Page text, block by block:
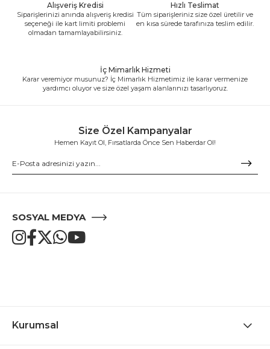
Alışveriş Kredisi
Siparişlerinizi anında alışveriş kredisi
seçeneği ile kart limiti problemi
olmadan tamamlayabilirsiniz.
Hızlı Teslimat
Tüm siparişleriniz size özel üretilir ve
en kısa sürede tarafınıza teslim edilir.
İç Mimarlık Hizmeti
Karar veremiyor musunuz? İç Mimarlık Hizmetimiz ile karar vermenize
yardımcı oluyor ve size özel yaşam alanlarınızı tasarlıyoruz.
Size Özel Kampanyalar
Hemen Kayıt Ol, Fırsatlarda Önce Sen Haberdar Ol!
SOSYAL MEDYA
Kurumsal